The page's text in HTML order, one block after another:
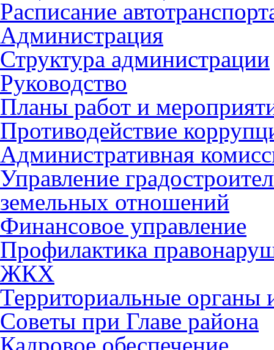
Расписание
Администрация
Структура администрации
Руководство
Планы работ и
Противодействие
Административная
Управление
земельных отношений
Финансовое управление
Профилактика
ЖКХ
Территориальные органы
Советы при Главе района